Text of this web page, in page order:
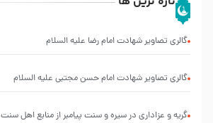
گالری تصاویر شهادت امام رضا علیه السلام
گالری تصاویر شهادت امام حسن مجتبی علیه السلام
گریه و عزاداری در سیره و سنت پیامبر از منابع اهل سنت